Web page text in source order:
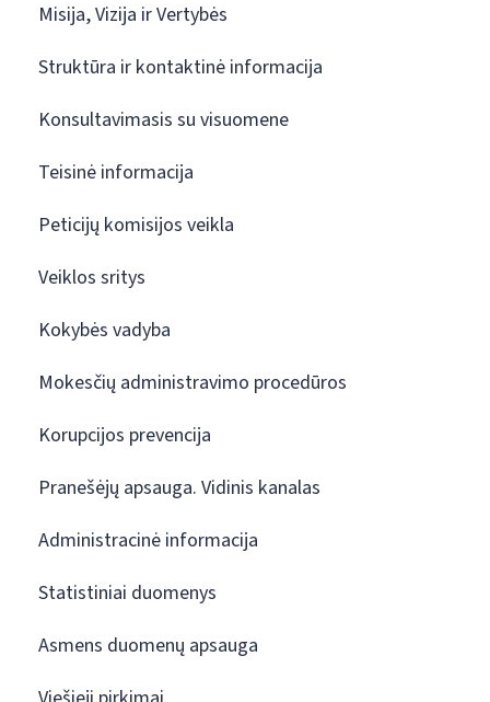
Misija, Vizija ir Vertybės
Struktūra ir kontaktinė informacija
Konsultavimasis su visuomene
Teisinė informacija
Peticijų komisijos veikla
Veiklos sritys
Kokybės vadyba
Mokesčių administravimo procedūros
Korupcijos prevencija
Pranešėjų apsauga. Vidinis kanalas
Administracinė informacija
Statistiniai duomenys
Asmens duomenų apsauga